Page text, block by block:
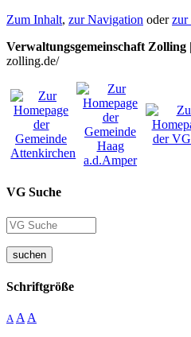
Zum Inhalt, zur Navigation oderzur
Verwaltungsgemeinschaft Zolling
zolling.de/
VG Suche
suchen
Schriftgröße
A A A